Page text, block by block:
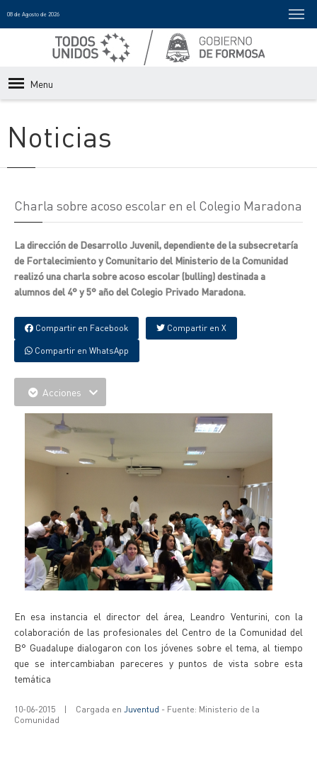
08 de Agosto de 2026
Menu
Noticias
Charla sobre acoso escolar en el Colegio Maradona
La dirección de Desarrollo Juvenil, dependiente de la subsecretaría
de Fortalecimiento y Comunitario del Ministerio de la Comunidad
realizó una charla sobre acoso escolar (bulling) destinada a
alumnos del 4° y 5° año del Colegio Privado Maradona.
Compartir en Facebook Compartir en X
Compartir en WhatsApp
Acciones
En esa instancia el director del área, Leandro Venturini, con la
colaboración de las profesionales del Centro de la Comunidad del
B° Guadalupe dialogaron con los jóvenes sobre el tema, al tiempo
que se intercambiaban pareceres y puntos de vista sobre esta
temática
10-06-2015 | Cargada en Juventud - Fuente: Ministerio de la
Comunidad